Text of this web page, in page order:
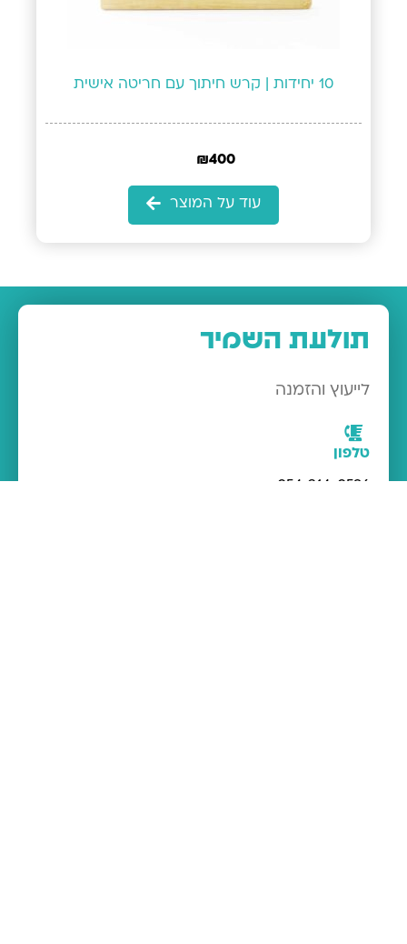
10 יחידות | קרש חיתוך עם חריטה אישית
₪400
עוד על המוצר
תולעת השמיר
לייעוץ והזמנה
טלפון
054-314-0596